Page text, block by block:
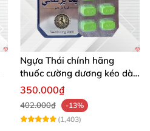
Ngựa Thái chính hãng
thuốc cường dương kéo dài
thời gian cho Nam hộp 10
350.000₫
402.000₫
-13%
(1,403)